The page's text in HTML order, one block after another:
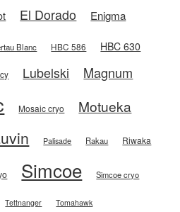
El Dorado Enigma
Blanc HBC 586 HBC 630
Lubelski
Magnum
Mosaic cryo Motueka
Palisade Rakau Riwaka
Simcoe Simcoe cryo
Tettnanger Tomahawk